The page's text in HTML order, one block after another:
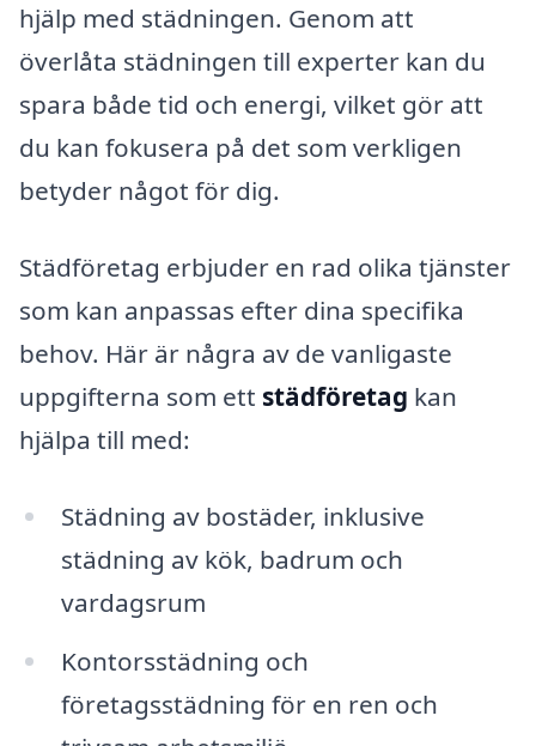
hjälp med städningen. Genom att
överlåta städningen till experter kan du
spara både tid och energi, vilket gör att
du kan fokusera på det som verkligen
betyder något för dig.
Städföretag erbjuder en rad olika tjänster
som kan anpassas efter dina specifika
behov. Här är några av de vanligaste
uppgifterna som ett städföretag kan
hjälpa till med:
Städning av bostäder, inklusive
städning av kök, badrum och
vardagsrum
Kontorsstädning och
företagsstädning för en ren och